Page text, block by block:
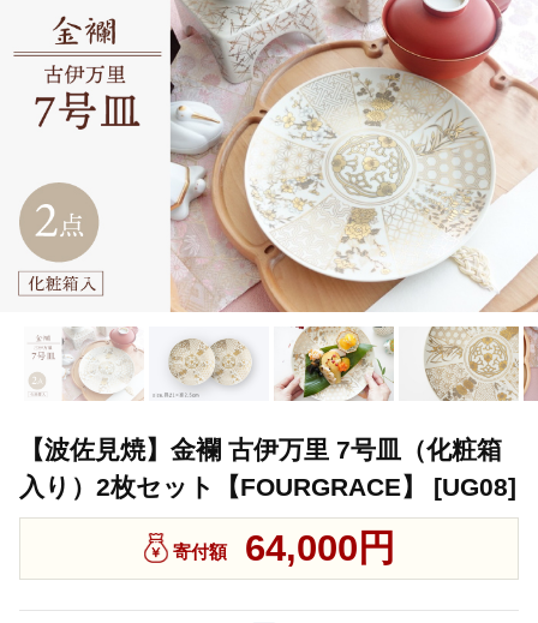
【波佐見焼】金襴 古伊万里 7号皿（化粧箱
入り）2枚セット【FOURGRACE】 [UG08]
寄付額 64,000円